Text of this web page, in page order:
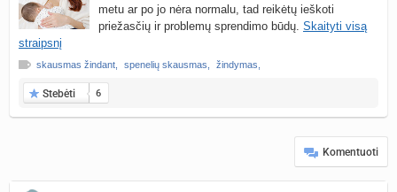
metu ar po jo nėra normalu, tad reikėtų ieškoti
priežasčių ir problemų sprendimo būdų. Skaityti visą
straipsnį
skausmas žindant spenelių skausmas žindymas
Stebėti 6
Komentuoti